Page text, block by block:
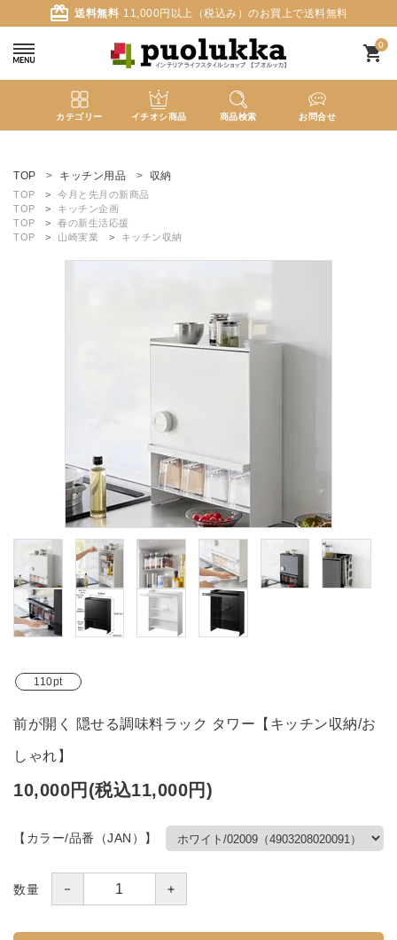
card_giftcard 送料無料 11,000円以上（税込み）のお買上で送料無料
0
shopping_cart
カテゴリー イチオシ商品 商品検索 お問合せ
ようこそ ゲスト 様
meeting_room ログイン
ガイドライン
TOP キッチン用品 収納
TOP
今月と先月の新商品
TOP
キッチン企画
TOP
春の新生活応援
TOP
山崎実業 キッチン収納
110pt
前が開く 隠せる調味料ラック タワー【キッチン収納/お
しゃれ】
10,000円(税込11,000円)
【カラー/品番（JAN）】
数量 － ＋